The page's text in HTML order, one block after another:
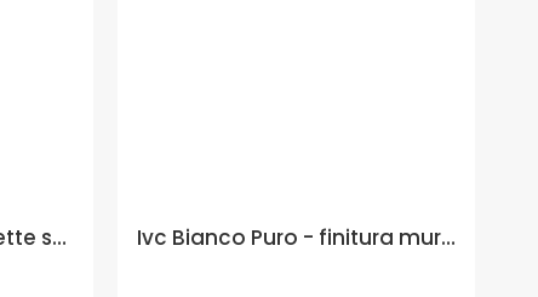
Nespoli Group Bombolette spray nespolibravo colori standard- 400ml - Cartella colori Spray Standard: RAL 8017 - CIOCCOLATO Ivc Bianco Puro - finitura murale per interni ed esterni ad elevata diluibilità - Formato in litri: 0,75 lt